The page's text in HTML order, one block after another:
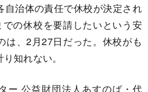
自治体の責任で休校が決定され
の休校を要請したいという安
は、2月27日だった。休校がも
知れない。
ー 公益財団法人あすのば・代